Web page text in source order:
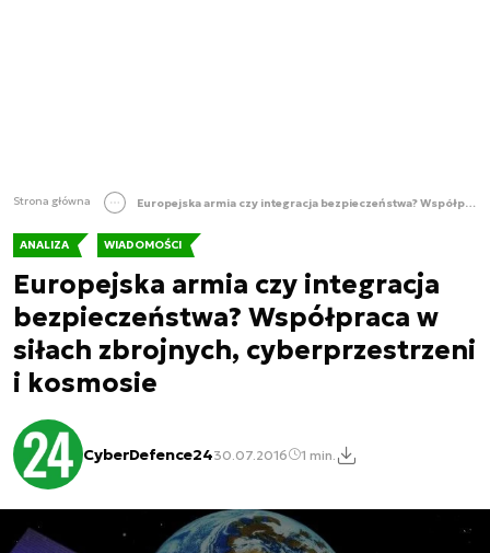
Strona główna Europejska armia czy integracja bezpieczeństwa? Współpraca w siłach zbrojnych, cyberprzestrzeni i kosmosie
ANALIZA WIADOMOŚCI
Europejska armia czy integracja
bezpieczeństwa? Współpraca w
siłach zbrojnych, cyberprzestrzeni
i kosmosie
CyberDefence2430.07.2016 1 min.